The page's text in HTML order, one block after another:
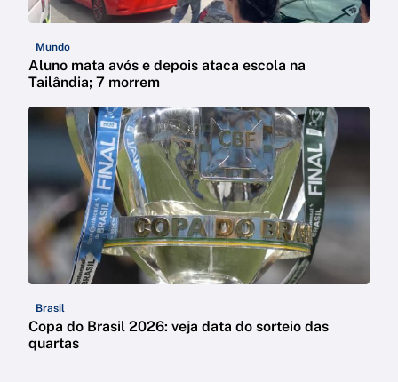
Mundo
Aluno mata avós e depois ataca escola na
Tailândia; 7 morrem
Brasil
Copa do Brasil 2026: veja data do sorteio das
quartas